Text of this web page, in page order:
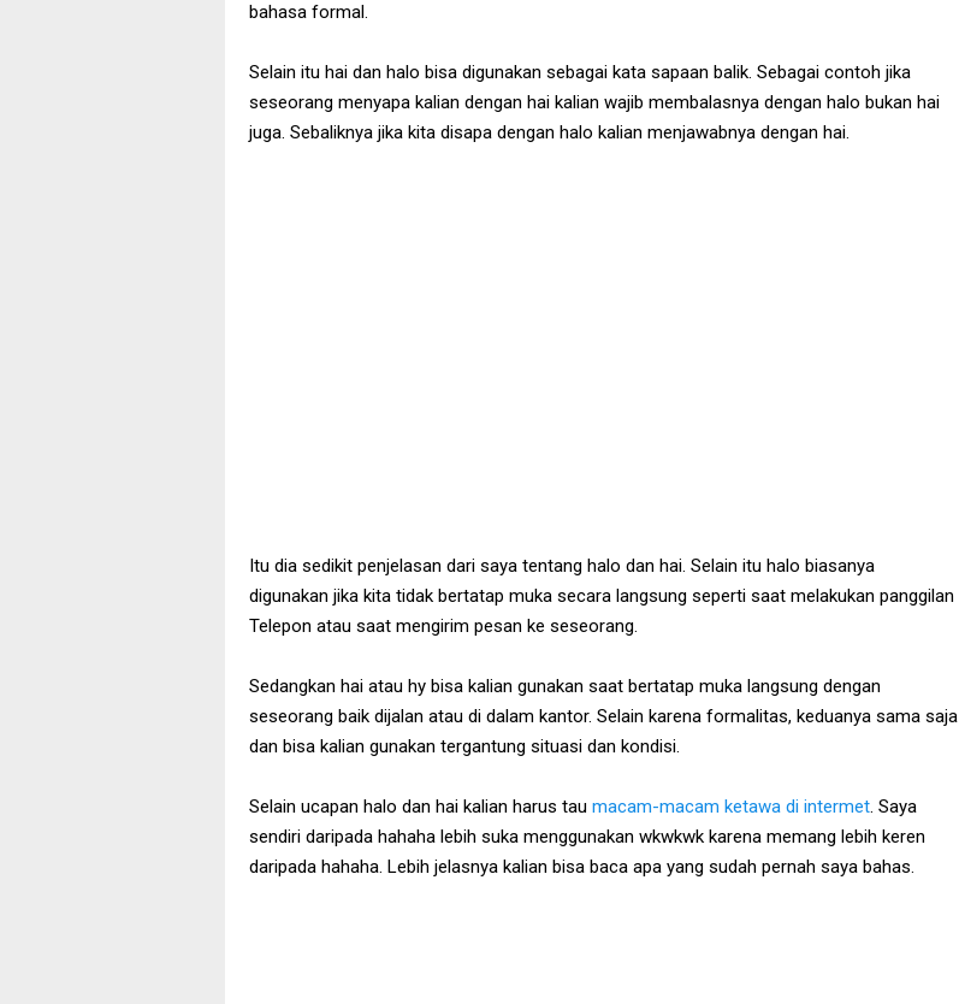
bahasa formal.
Selain itu hai dan halo bisa digunakan sebagai kata sapaan balik. Sebagai contoh jika
seseorang menyapa kalian dengan hai kalian wajib membalasnya dengan halo bukan hai
juga. Sebaliknya jika kita disapa dengan halo kalian menjawabnya dengan hai.
Itu dia sedikit penjelasan dari saya tentang halo dan hai. Selain itu halo biasanya
digunakan jika kita tidak bertatap muka secara langsung seperti saat melakukan panggilan
Telepon atau saat mengirim pesan ke seseorang.
Sedangkan hai atau hy bisa kalian gunakan saat bertatap muka langsung dengan
seseorang baik dijalan atau di dalam kantor. Selain karena formalitas, keduanya sama saja
dan bisa kalian gunakan tergantung situasi dan kondisi.
Selain ucapan halo dan hai kalian harus tau macam-macam ketawa di intermet. Saya
sendiri daripada hahaha lebih suka menggunakan wkwkwk karena memang lebih keren
daripada hahaha. Lebih jelasnya kalian bisa baca apa yang sudah pernah saya bahas.